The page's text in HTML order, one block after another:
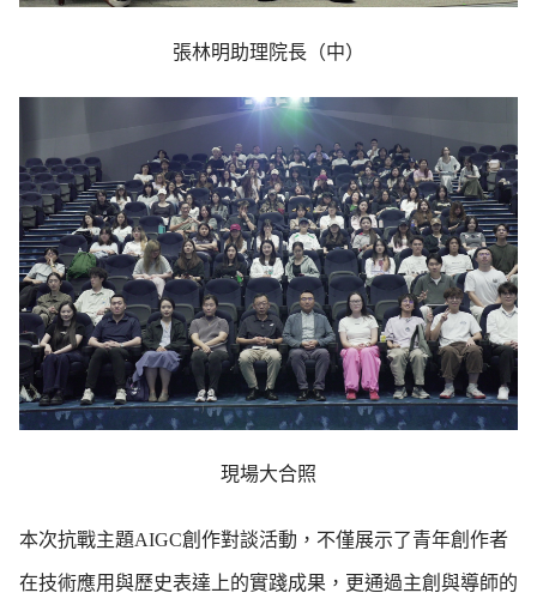
張林明助理院長（中）
現場大合照
本次抗戰主題AIGC創作對談活動，不僅展示了青年創作者
在技術應用與歷史表達上的實踐成果，更通過主創與導師的